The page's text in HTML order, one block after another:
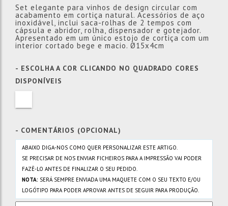
Set elegante para vinhos de design circular com
acabamento em cortiça natural. Acessórios de aço
inoxidável, inclui saca-rolhas de 2 tempos com
cápsula e abridor, rolha, dispensador e gotejador.
Apresentado em um único estojo de cortiça com um
interior cortado bege e macio. Ø15x4cm
- ESCOLHA A COR CLICANDO NO QUADRADO CORES
DISPONÍVEIS
- COMENTÁRIOS (OPCIONAL)
ABAIXO DIGA-NOS COMO QUER PERSONALIZAR ESTE ARTIGO.
SE PRECISAR DE NOS ENVIAR FICHEIROS PARA A IMPRESSÃO VAI PODER
FAZÊ-LO ANTES DE FINALIZAR O SEU PEDIDO.
NOTA: SERÁ SEMPRE ENVIADA UMA MAQUETE COM O SEU TEXTO E/OU
LOGÓTIPO PARA PODER APROVAR ANTES DE SEGUIR PARA PRODUÇÃO.